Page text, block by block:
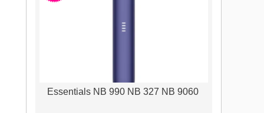
Essentials NB 990 NB 327 NB 9060